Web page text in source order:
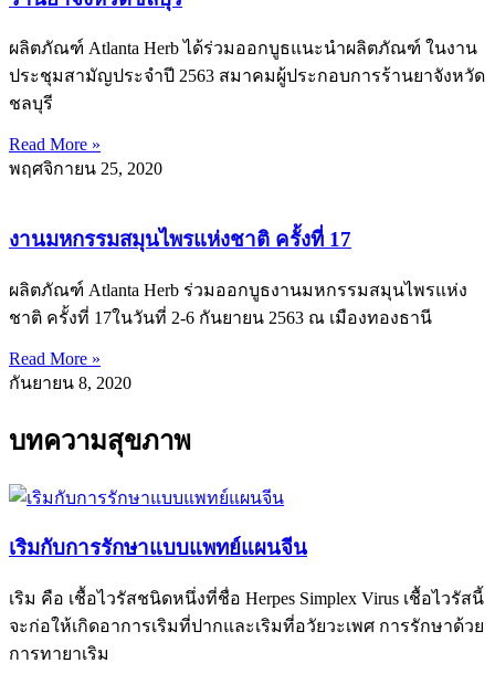
ผลิตภัณฑ์ Atlanta Herb ได้ร่วมออกบูธแนะนำผลิตภัณฑ์ ในงาน
ประชุมสามัญประจำปี 2563 สมาคมผู้ประกอบการร้านยาจังหวัด
ชลบุรี
Read More »
พฤศจิกายน 25, 2020
งานมหกรรมสมุนไพรแห่งชาติ ครั้งที่ 17
ผลิตภัณฑ์ Atlanta Herb ร่วมออกบูธงานมหกรรมสมุนไพรแห่ง
ชาติ ครั้งที่ 17ในวันที่ 2-6 กันยายน 2563 ณ เมืองทองธานี
Read More »
กันยายน 8, 2020
บทความสุขภาพ
เริมกับการรักษาแบบแพทย์แผนจีน
เริม คือ เชื้อไวรัสชนิดหนึ่งที่ชื่อ Herpes Simplex Virus เชื้อไวรัสนี้
จะก่อให้เกิดอาการเริมที่ปากและเริมที่อวัยวะเพศ การรักษาด้วย
การทายาเริม